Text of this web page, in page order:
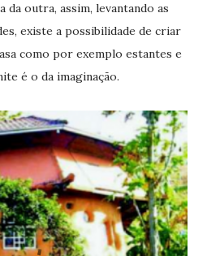
da outra, assim, levantando as
existe a possibilidade de criar
como por exemplo estantes e
é o da imaginação.